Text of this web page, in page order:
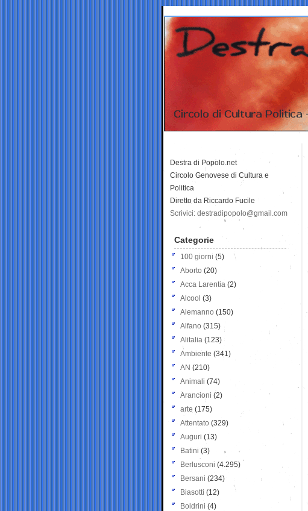
Destra di Popolo.net
Circolo Genovese di Cultura e
Politica
Diretto da Riccardo Fucile
Scrivici: destradipopolo@gmail.com
Categorie
100 giorni (5)
Aborto (20)
Acca Larentia (2)
Alcool (3)
Alemanno (150)
Alfano (315)
Alitalia (123)
Ambiente (341)
AN (210)
Animali (74)
Arancioni (2)
arte (175)
Attentato (329)
Auguri (13)
Batini (3)
Berlusconi (4.295)
Bersani (234)
Biasotti (12)
Boldrini (4)